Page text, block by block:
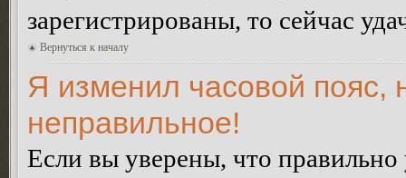
зарегистрированы, то сейчас
Вернуться к началу
Я изменил часовой пояс,
неправильное!
Если вы уверены, что правильно